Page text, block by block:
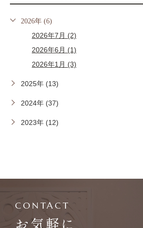
2026年 (6)
2026年7月 (2)
2026年6月 (1)
2026年1月 (3)
2025年 (13)
2024年 (37)
2023年 (12)
CONTACT
お気軽に